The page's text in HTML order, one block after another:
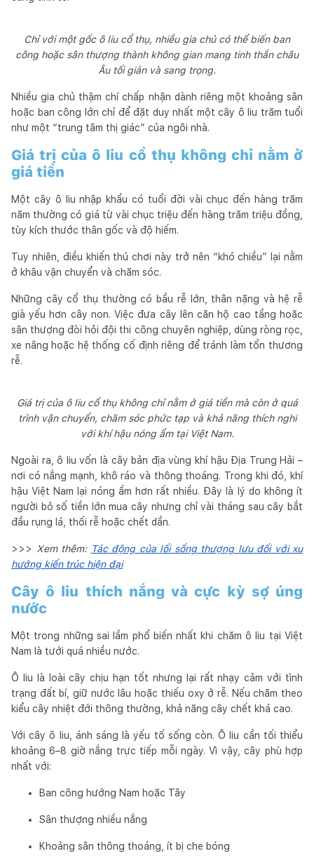
Chỉ với một gốc ô liu cổ thụ, nhiều gia chủ có thể biến ban
công hoặc sân thượng thành không gian mang tinh thần châu
Âu tối giản và sang trọng.
Nhiều gia chủ thậm chí chấp nhận dành riêng một khoảng sân
hoặc ban công lớn chỉ để đặt duy nhất một cây ô liu trăm tuổi
như một “trung tâm thị giác” của ngôi nhà.
Giá trị của ô liu cổ thụ không chỉ nằm ở
giá tiền
Một cây ô liu nhập khẩu có tuổi đời vài chục đến hàng trăm
năm thường có giá từ vài chục triệu đến hàng trăm triệu đồng,
tùy kích thước thân gốc và độ hiếm.
Tuy nhiên, điều khiến thú chơi này trở nên “khó chiều” lại nằm
ở khâu vận chuyển và chăm sóc.
Những cây cổ thụ thường có bầu rễ lớn, thân nặng và hệ rễ
già yếu hơn cây non. Việc đưa cây lên căn hộ cao tầng hoặc
sân thượng đòi hỏi đội thi công chuyên nghiệp, dùng ròng rọc,
xe nâng hoặc hệ thống cố định riêng để tránh làm tổn thương
rễ.
Giá trị của ô liu cổ thụ không chỉ nằm ở giá tiền mà còn ở quá
trình vận chuyển, chăm sóc phức tạp và khả năng thích nghi
với khí hậu nóng ẩm tại Việt Nam.
Ngoài ra, ô liu vốn là cây bản địa vùng khí hậu Địa Trung Hải –
nơi có nắng mạnh, khô ráo và thông thoáng. Trong khi đó, khí
hậu Việt Nam lại nóng ẩm hơn rất nhiều. Đây là lý do không ít
người bỏ số tiền lớn mua cây nhưng chỉ vài tháng sau cây bắt
đầu rụng lá, thối rễ hoặc chết dần.
>>> Xem thêm: Tác động của lối sống thượng lưu đối với xu
hướng kiến trúc hiện đại
Cây ô liu thích nắng và cực kỳ sợ úng
nước
Một trong những sai lầm phổ biến nhất khi chăm ô liu tại Việt
Nam là tưới quá nhiều nước.
Ô liu là loài cây chịu hạn tốt nhưng lại rất nhạy cảm với tình
trạng đất bí, giữ nước lâu hoặc thiếu oxy ở rễ. Nếu chăm theo
kiểu cây nhiệt đới thông thường, khả năng cây chết khá cao.
Với cây ô liu, ánh sáng là yếu tố sống còn. Ô liu cần tối thiểu
khoảng 6–8 giờ nắng trực tiếp mỗi ngày. Vì vậy, cây phù hợp
nhất với:
Ban công hướng Nam hoặc Tây
Sân thượng nhiều nắng
Khoảng sân thông thoáng, ít bị che bóng